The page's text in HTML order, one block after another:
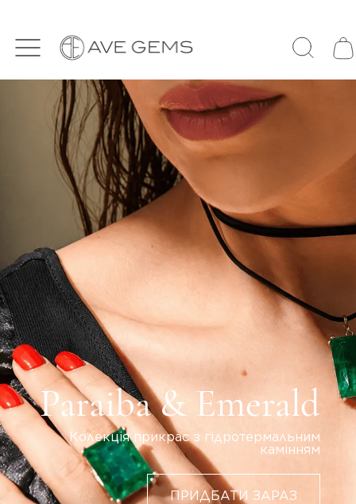
Paraiba & Emerald
Колекція прикрас з гідротермальним
камінням
ПРИДБАТИ ЗАРАЗ